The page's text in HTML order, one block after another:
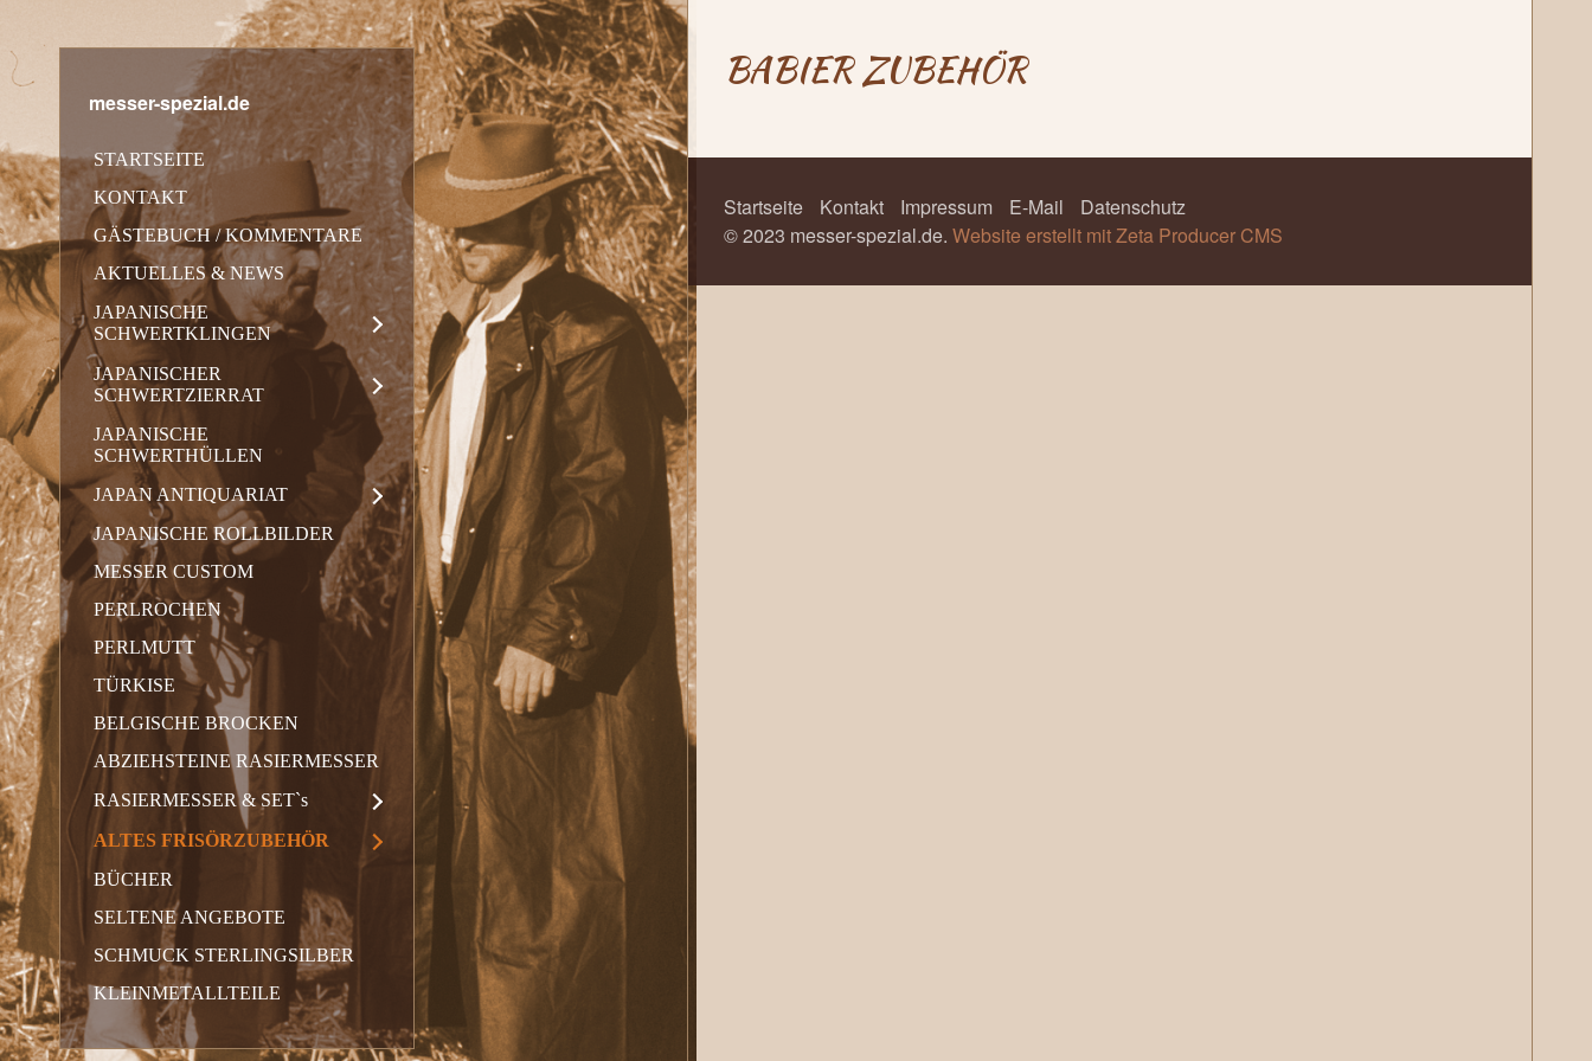
messer-spezial.de
STARTSEITE
KONTAKT
GÄSTEBUCH / KOMMENTARE
AKTUELLES & NEWS
JAPANISCHE
SCHWERTKLINGEN
JAPANISCHER
SCHWERTZIERRAT
JAPANISCHE
SCHWERTHÜLLEN
JAPAN ANTIQUARIAT
JAPANISCHE ROLLBILDER
MESSER CUSTOM
PERLROCHEN
PERLMUTT
TÜRKISE
BELGISCHE BROCKEN
ABZIEHSTEINE RASIERMESSER
RASIERMESSER & SET`s
ALTES FRISÖRZUBEHÖR
BÜCHER
SELTENE ANGEBOTE
SCHMUCK STERLINGSILBER
KLEINMETALLTEILE
BABIER ZUBEHÖR
Startseite Kontakt Impressum E-Mail
Datenschutz
© 2023 messer-spezial.de. Website erstellt mit Zeta Producer CMS